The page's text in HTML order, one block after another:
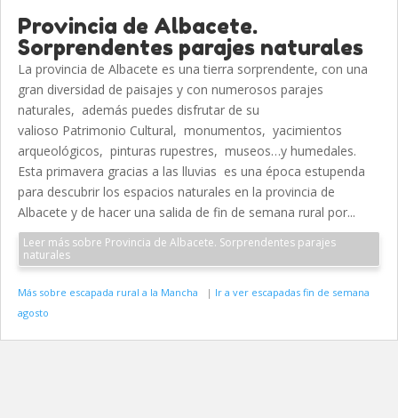
Provincia de Albacete.
Sorprendentes parajes naturales
La provincia de Albacete es una tierra sorprendente, con una
gran diversidad de paisajes y con numerosos parajes
naturales, además puedes disfrutar de su
valioso Patrimonio Cultural, monumentos, yacimientos
arqueológicos, pinturas rupestres, museos…y humedales.
Esta primavera gracias a las lluvias es una época estupenda
para descubrir los espacios naturales en la provincia de
Albacete y de hacer una salida de fin de semana rural por...
Leer más sobre Provincia de Albacete. Sorprendentes parajes
naturales
Más sobre escapada rural a la Mancha | Ir a ver escapadas fin de semana
agosto